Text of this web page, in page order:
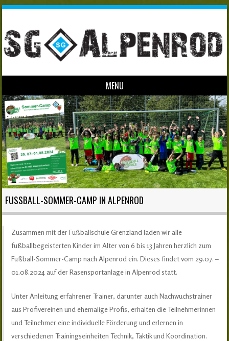
MENU
Skip to content
FUSSBALL-SOMMER-CAMP IN ALPENROD
Zusammen mit der Fußballschule Grenzland laden wir alle
fußballbegeisterten Kinder im Alter von 6 bis 13 Jahren herzlich zum
Fußball-Sommer-Camp nach Alpenrod ein. Dieses findet vom 29.07. –
01.08.2024 auf der Rasensportanlage in Alpenrod statt.
Unter Anleitung erfahrener Trainer, darunter auch Nachwuchstrainer
aus Profivereinen und ehemalige Profis, erhalten die Teilnehmerinnen
und Teilnehmer eine individuelle Förderung und erlernen in
verschiedenen Trainingseinheiten Technik, Taktik und Koordination.